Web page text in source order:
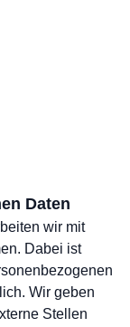
Daten
wir mit
Dabei ist
Wir geben
Stellen